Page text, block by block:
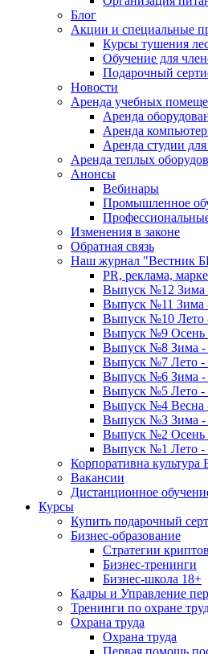
Блог
Акции и специальные
Курсы тушения
Обучение для
Подарочный
Новости
Аренда учебных
Аренда
Аренда
Аренда студии
Аренда теплых
Анонсы
Вебинары
Промышленное
Изменения в законе
Обратная связь
Наш журнал "Вестник
PR, реклама,
Выпуск №12 Зима
Выпуск №11 Зима
Выпуск №10 Лето
Выпуск №9 Осень
Выпуск №8 Зима -
Выпуск №7 Лето -
Выпуск №6 Зима -
Выпуск №5 Лето -
Выпуск №4 Весна
Выпуск №3 Зима -
Выпуск №2 Осень
Выпуск №1 Лето -
Корпоративна
Вакансии
Дистанционное
Курсы
Купить подарочный
Бизнес-образование
Стратегии
Бизнес-тренинги
Бизнес-школа 18+
Кадры и Управление
Тренинги по охране
Охрана труда
Охрана труда